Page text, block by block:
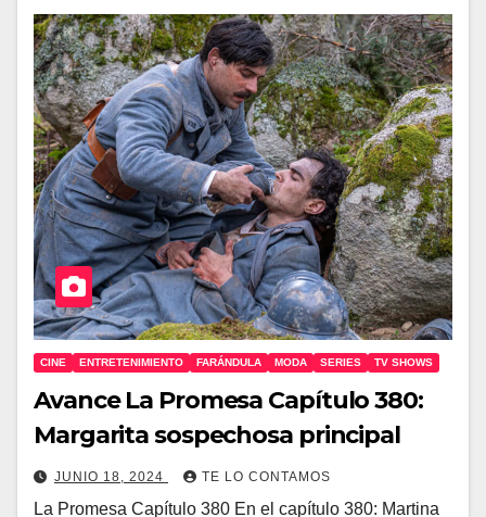
CINE ENTRETENIMIENTO FARÁNDULA MODA SERIES TV SHOWS
Avance La Promesa Capítulo 380:
Margarita sospechosa principal
JUNIO 18, 2024 TE LO CONTAMOS
La Promesa Capítulo 380 En el capítulo 380: Martina